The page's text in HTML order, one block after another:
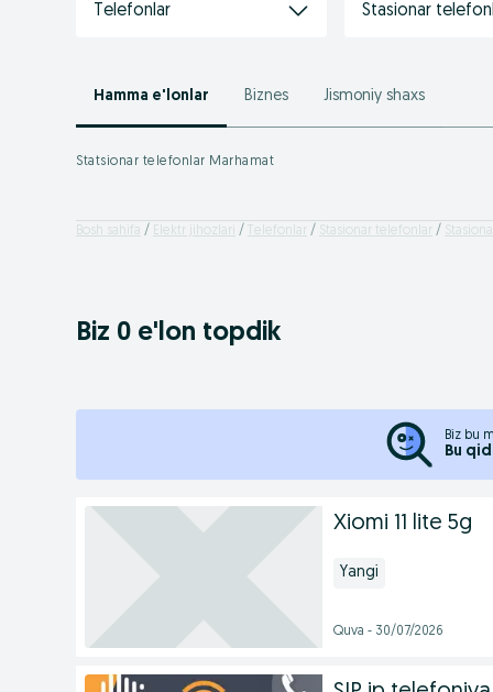
Telefonlar Stasionar
Hamma e'lonlar Biznes Jismoniy shaxs
Statsionar telefonlar Marhamat
Bosh sahifa Elektr jihozlari Telefonlar Stasionar telefonlar
Biz 0 e'lon topdik
Biz bu
Bu
Xiomi 11 lite 5g
Yangi
Quva - 30/07/2026